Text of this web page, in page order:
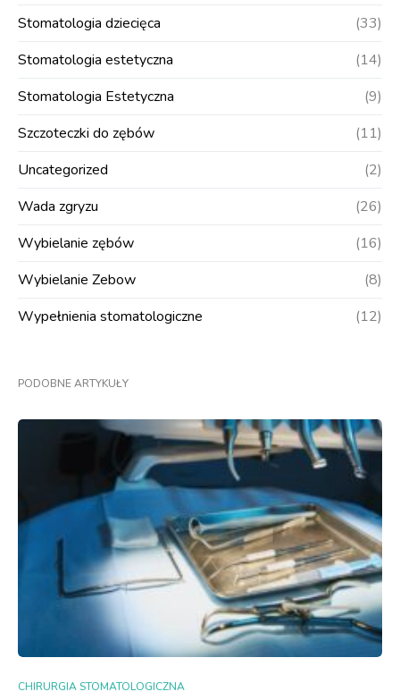
Stomatologia dziecięca
(33)
Stomatologia estetyczna
(14)
Stomatologia Estetyczna
(9)
Szczoteczki do zębów
(11)
Uncategorized
(2)
Wada zgryzu
(26)
Wybielanie zębów
(16)
Wybielanie Zebow
(8)
Wypełnienia stomatologiczne
(12)
PODOBNE ARTYKUŁY
CHIRURGIA STOMATOLOGICZNA